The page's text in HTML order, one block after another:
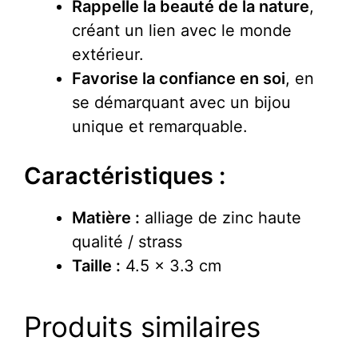
Rappelle la beauté de la nature,
créant un lien avec le monde
extérieur.
Favorise la confiance en soi, en
se démarquant avec un bijou
unique et remarquable.
Caractéristiques :
Matière : alliage de zinc haute
qualité / strass
Taille : 4.5 x 3.3 cm
Produits similaires